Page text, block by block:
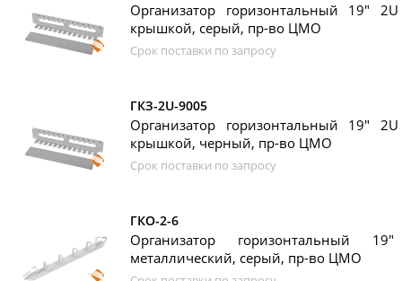
Организатор горизонтальный 19"
крышкой, серый, пр-во ЦМО
Срок поставки по запросу
ГКЗ-2U-9005
Организатор горизонтальный 19"
крышкой, черный, пр-во ЦМО
Срок поставки по запросу
ГКО-2-6
Организатор горизонтальный
металлический, серый, пр-во ЦМО